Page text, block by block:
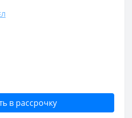
в рассрочку